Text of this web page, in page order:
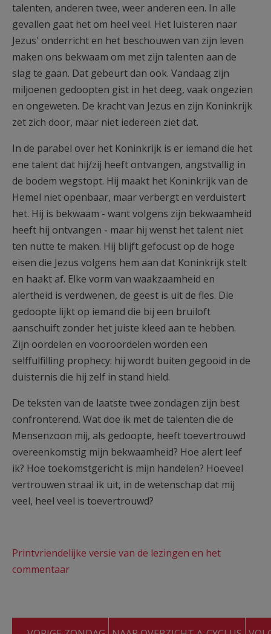
talenten, anderen twee, weer anderen een. In alle
gevallen gaat het om heel veel. Het luisteren naar
Jezus' onderricht en het beschouwen van zijn leven
maken ons bekwaam om met zijn talenten aan de
slag te gaan. Dat gebeurt dan ook. Vandaag zijn
miljoenen gedoopten gist in het deeg, vaak ongezien
en ongeweten. De kracht van Jezus en zijn Koninkrijk
zet zich door, maar niet iedereen ziet dat.
In de parabel over het Koninkrijk is er iemand die het
ene talent dat hij/zij heeft ontvangen, angstvallig in
de bodem wegstopt. Hij maakt het Koninkrijk van de
Hemel niet openbaar, maar verbergt en verduistert
het. Hij is bekwaam - want volgens zijn bekwaamheid
heeft hij ontvangen - maar hij wenst het talent niet
ten nutte te maken. Hij blijft gefocust op de hoge
eisen die Jezus volgens hem aan dat Koninkrijk stelt
en haakt af. Elke vorm van waakzaamheid en
alertheid is verdwenen, de geest is uit de fles. Die
gedoopte lijkt op iemand die bij een bruiloft
aanschuift zonder het juiste kleed aan te hebben.
Zijn oordelen en vooroordelen worden een
selffulfilling prophecy: hij wordt buiten gegooid in de
duisternis die hij zelf in stand hield.
De teksten van de laatste twee zondagen zijn best
confronterend. Wat doe ik met de talenten die de
Mensenzoon mij, als gedoopte, heeft toevertrouwd
overeenkomstig mijn bekwaamheid? Hoe alert leef
ik? Hoe toekomstgericht is mijn handelen? Hoeveel
vertrouwen straal ik uit, in de wetenschap dat mij
veel, heel veel is toevertrouwd?
Printvriendelijke versie van de lezingen en het
commentaar